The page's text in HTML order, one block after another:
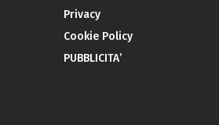
Privacy
Cookie Policy
PUBBLICITA’